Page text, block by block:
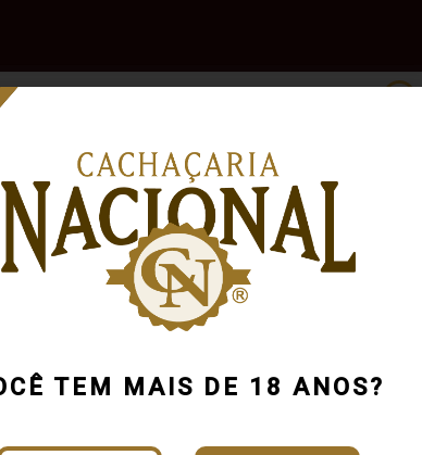
TEM MAIS DE 18 ANOS?
Acessórios
Outras
Bebidas
Marcas